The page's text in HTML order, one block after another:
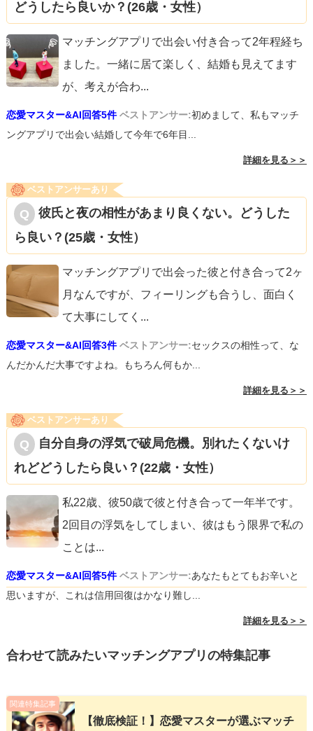
どうしたら良いか？(26歳・女性）
マッチングアプリで出会い付き合って2年程経ち
ました。一緒に居て楽しく、結婚も見えてます
が、考えが合わ...
恋愛マスター&AI回答5件 ベストアンサー:初めまして、私もマッチ
ングアプリで出会い結婚して今年で6年目...
詳細を見る＞＞
ベストアンサーあり
彼氏と夜の相性があまり良くない。どうした
ら良い？(25歳・女性）
マッチングアプリで出会った彼と付き合って2ヶ
月なんですが、フィーリングも合うし、面白く
て大事にしてく ...
恋愛マスター&AI回答3件 ベストアンサー:セックスの相性って、な
んだかんだ大事ですよね。もちろん何もか...
詳細を見る＞＞
ベストアンサーあり
自分自身の浮気で破局危機。別れたくないけ
れどどうしたら良い？(22歳・女性）
私22歳、彼50歳で彼と付き合って一年半です。
2回目の浮気をしてしまい、彼はもう限界で私の
ことは...
恋愛マスター&AI回答5件 ベストアンサー:あなたもとてもお辛いと
思いますが、これは信用回復はかなり難し...
詳細を見る＞＞
合わせて読みたいマッチングアプリの特集記事
関連特集記事
【徹底検証！】恋愛マスターが選ぶマッチ